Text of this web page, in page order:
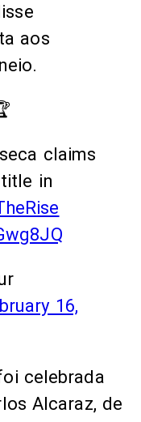
aos
claims
in
16,
celebrada
Alcaraz, de